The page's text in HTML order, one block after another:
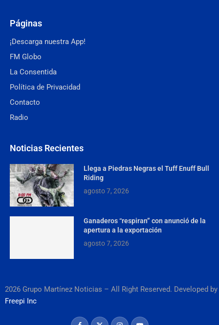
Páginas
¡Descarga nuestra App!
FM Globo
La Consentida
Política de Privacidad
Contacto
Radio
Noticias Recientes
Llega a Piedras Negras el Tuff Enuff Bull
Riding
agosto 7, 2026
Ganaderos “respiran” con anunció de la
apertura a la exportación
agosto 7, 2026
2026 Grupo Martínez Noticias – All Right Reserved. Developed by
Freepi Inc